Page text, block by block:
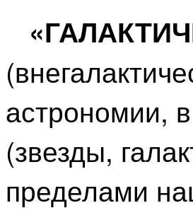
астрономии,
(звезды,
пределами